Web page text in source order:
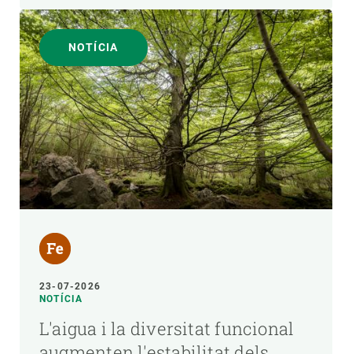
NOTÍCIA
23-07-2026
NOTÍCIA
L'aigua i la diversitat funcional